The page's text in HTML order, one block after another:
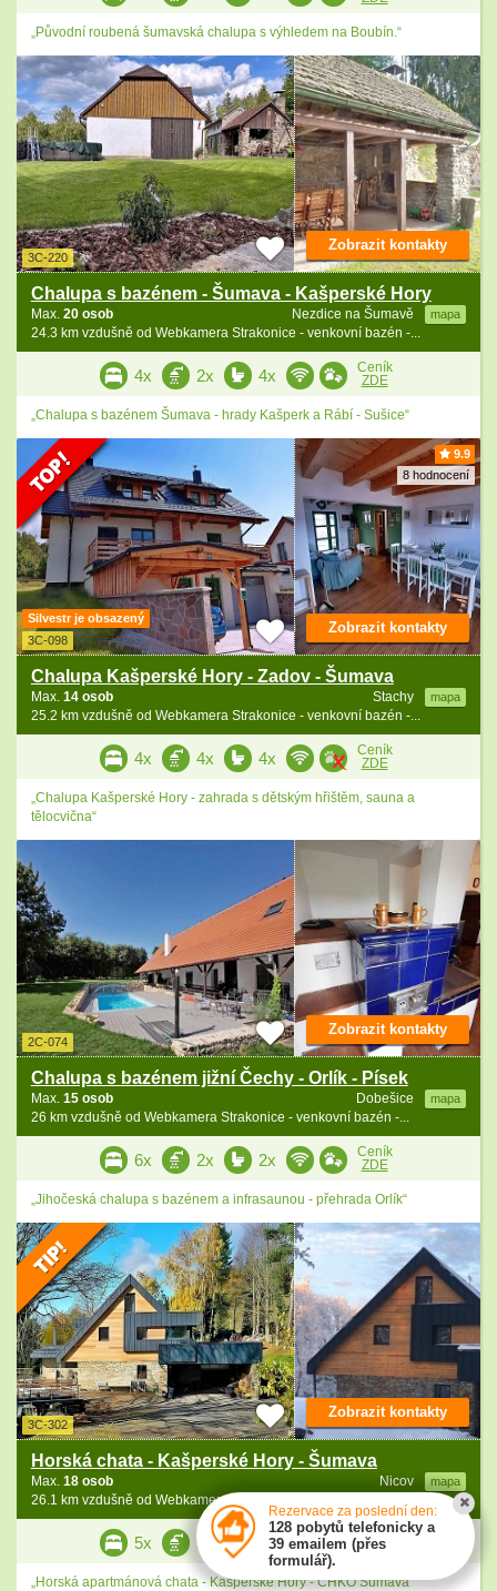
„Původní roubená šumavská chalupa s výhledem na Boubín.“
3C-220
Chalupa s bazénem - Šumava - Kašperské Hory
Nezdice na Šumavě mapa
Max. 20 osob
24.3 km vzdušně od Webkamera Strakonice - venkovní bazén -...
Zobrazit kontakty
4x 2x 4x
Ceník
ZDE
„Chalupa s bazénem Šumava - hrady Kašperk a Rábí - Sušice“
9.9
8 hodnocení
Silvestr je obsazený
3C-098
Chalupa Kašperské Hory - Zadov - Šumava
Stachy mapa
Max. 14 osob
25.2 km vzdušně od Webkamera Strakonice - venkovní bazén -...
Zobrazit kontakty
4x 4x 4x
Ceník
ZDE
„Chalupa Kašperské Hory - zahrada s dětským hřištěm, sauna a
tělocvična“
2C-074
Chalupa s bazénem jižní Čechy - Orlík - Písek
Dobešice mapa
Max. 15 osob
26 km vzdušně od Webkamera Strakonice - venkovní bazén -...
Zobrazit kontakty
6x 2x 2x
Ceník
ZDE
„Jihočeská chalupa s bazénem a infrasaunou - přehrada Orlík“
3C-302
Horská chata - Kašperské Hory - Šumava
Nicov mapa
Max. 18 osob
26.1 km vzdušně od Webkamera Strakonice - venkovní bazén -...
Zobrazit kontakty
5x 5x 5x
Ceník
ZDE
„Horská apartmánová chata - Kašperské Hory - CHKO Šumava“
Rezervace za poslední den:
128 pobytů telefonicky a
39 emailem (přes
formulář).